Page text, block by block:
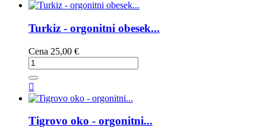
Turkiz - orgonitni obesek...
Cena 25,00 €

Tigrovo oko - orgonitni...